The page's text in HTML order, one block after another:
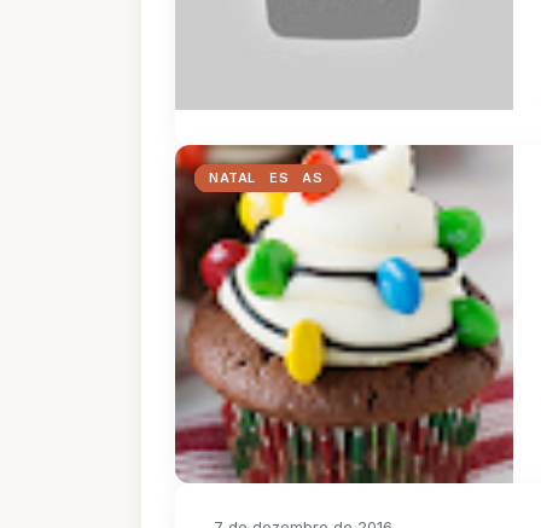
CHOCOLATE
COM CRIANÇAS
CUPCAKES
NATAL